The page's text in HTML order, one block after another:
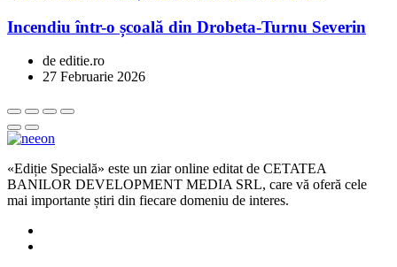
Incendiu într-o școală din Drobeta-Turnu Severin
de editie.ro
27 Februarie 2026
«Ediție Specială» este un ziar online editat de CETATEA
BANILOR DEVELOPMENT MEDIA SRL, care vă oferă cele
mai importante știri din fiecare domeniu de interes.